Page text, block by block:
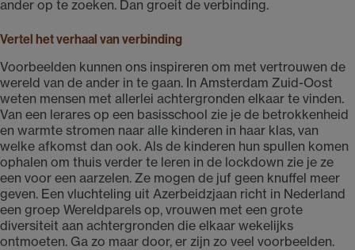
ander op te zoeken. Dan groeit de verbinding.
Vertel het verhaal van verbinding
Voorbeelden kunnen ons inspireren om met vertrouwen de
wereld van de ander in te gaan. In Amsterdam Zuid-Oost
weten mensen met allerlei achtergronden elkaar te vinden.
Van een lerares op een basisschool zie je de betrokkenheid
en warmte stromen naar alle kinderen in haar klas, van
welke afkomst dan ook. Als de kinderen hun spullen komen
ophalen om thuis verder te leren in de lockdown zie je ze
een voor een aarzelen. Ze mogen de juf geen knuffel meer
geven. Een vluchteling uit Azerbeidzjaan richt in Nederland
een groep Wereldparels op, vrouwen met een grote
diversiteit aan achtergronden die elkaar wekelijks
ontmoeten. Ga zo maar door, er zijn zo veel voorbeelden.